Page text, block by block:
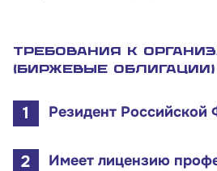
Требования к
(Биржевые облигации)
Резидент Российской
Имеет лицензию